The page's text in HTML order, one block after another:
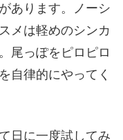
あります。ノーシ
メは軽めのシンカ
尾っぽをピロピロ
自律的にやってく
日に一度試してみ